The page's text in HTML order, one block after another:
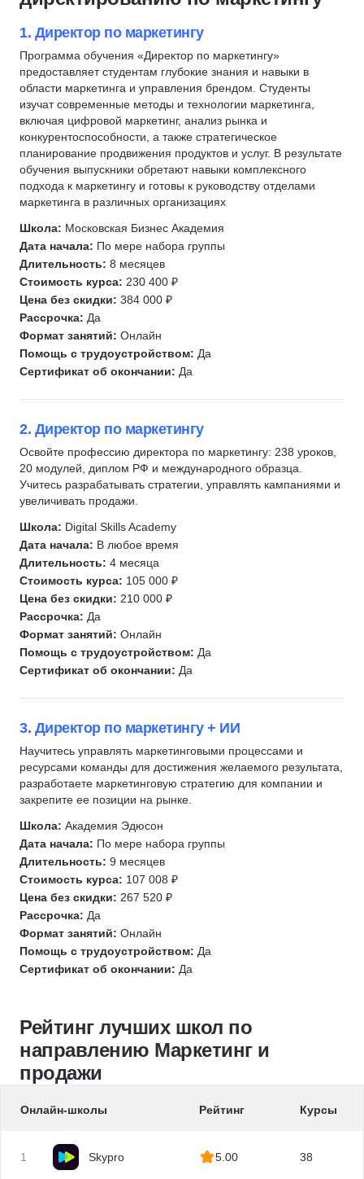
Директор по маркетингу
Продвижение в Telegram
Продвижение в Вконтакте
Контекстная реклама
Бренд-менеджмент
Трафик менеджмент
Стратегия продвижения
Стратегический маркетинг
Контент маркетинг
Маркетинговые исследования
Маркетинг в ресторанном бизнесе
Маркетинг для предпринимателей
Телефонные продажи
Ведение переговоров
SEO-оптимизация
SEO-копирайтинг
SMM-стратегия
Специалист по страхованию
Маркетинг в сфере спорта
Яндекс Метрика
Яндекс Директ
Яндекс.Маркет
Яндекс.Wordstat
Google реклама
CJM
JTBD
Tilda
Digital маркетинг
Выявление потребностей
Нейромаркетинг
Мерчендайзинг
УТП
Менеджер маркетплейсов
SMM-менеджер
Продуктовый маркетолог
Google аналитика
Анализ рынка
Продвижение на маркетплейсах
Анализ конкурентного окружения
Ценообразование
Анализ целевой аудитории
JTBD
CJM
Продажи
1. Директор по маркетингу
Программа обучения «Директор по маркетингу»
предоставляет студентам глубокие знания и навыки в
области маркетинга и управления брендом. Студенты
изучат современные методы и технологии маркетинга,
включая цифровой маркетинг, анализ рынка и
конкурентоспособности, а также стратегическое
планирование продвижения продуктов и услуг. В результате
обучения выпускники обретают навыки комплексного
подхода к маркетингу и готовы к руководству отделами
маркетинга в различных организациях
Школа: Московская Бизнес Академия
Дата начала: По мере набора группы
Длительность: 8 месяцев
Стоимость курса: 230 400 ₽
Цена без скидки: 384 000 ₽
Рассрочка: Да
Формат занятий: Онлайн
Помощь с трудоустройством: Да
Сертификат об окончании: Да
2. Директор по маркетингу
Освойте профессию директора по маркетингу: 238 уроков,
20 модулей, диплом РФ и международного образца.
Учитесь разрабатывать стратегии, управлять кампаниями и
увеличивать продажи.
Школа: Digital Skills Academy
Дата начала: В любое время
Длительность: 4 месяца
Стоимость курса: 105 000 ₽
Цена без скидки: 210 000 ₽
Рассрочка: Да
Формат занятий: Онлайн
Помощь с трудоустройством: Да
Сертификат об окончании: Да
3. Директор по маркетингу + ИИ
Научитесь управлять маркетинговыми процессами и
ресурсами команды для достижения желаемого результата,
разработаете маркетинговую стратегию для компании и
закрепите ее позиции на рынке.
Школа: Академия Эдюсон
Дата начала: По мере набора группы
Длительность: 9 месяцев
Стоимость курса: 107 008 ₽
Цена без скидки: 267 520 ₽
Рассрочка: Да
Формат занятий: Онлайн
Помощь с трудоустройством: Да
Сертификат об окончании: Да
Рейтинг лучших школ по
направлению Маркетинг и
продажи
Онлайн-школы Рейтинг Курсы
1 Skypro 5.00 38